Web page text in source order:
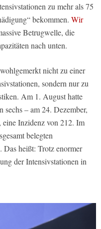
zu mehr als 75
bekommen. Wir
Betrugwelle, die
nach unten.
nicht zu einer
sondern nur zu
Am 1. August hatte
sechs – am 24. Dezember,
Inzidenz von 212. Im
belegten
Das heißt: Trotz enormer
der Intensivstationen in